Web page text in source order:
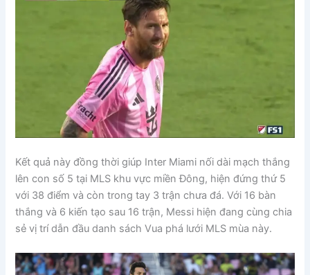
Kết quả này đồng thời giúp Inter Miami nối dài mạch thắng
lên con số 5 tại MLS khu vực miền Đông, hiện đứng thứ 5
với 38 điểm và còn trong tay 3 trận chưa đá. Với 16 bàn
thắng và 6 kiến tạo sau 16 trận, Messi hiện đang cùng chia
sẻ vị trí dẫn đầu danh sách Vua phá lưới MLS mùa này.